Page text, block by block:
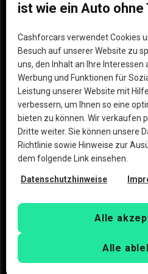
Hilfe
Erfahrungen
Warum wir die bessere
Option sind
vorbehalten. Mit der Nutzung
Datenschutzrichtlinie
der
CashforCars.de einverstanden.
ist wie ein Auto ohne
Cashforcars verwendet Cookies
Besuch auf unserer Website zu
uns, den Inhalt an Ihre
Werbung und Funktionen für
Leistung unserer Website mit
verbessern, um Ihnen so eine
bieten zu können. Wir verkaufen
Dritte weiter. Sie können unsere
Richtlinie sowie Hinweise zur
dem folgende Link einsehen.
Datenschutzhinweise
Alle
Alle